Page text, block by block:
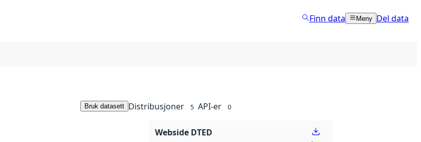
Finn data Meny Del data
Bruk datasett Distribusjoner 5 API-er 0
Webside DTED